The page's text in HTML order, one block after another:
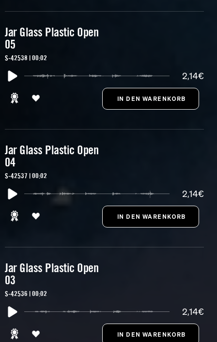
Jar Glass Plastic Open
05
S-42538 | 00:02
2,14€
Jar Glass Plastic Open
04
S-42537 | 00:02
2,14€
Jar Glass Plastic Open
03
S-42536 | 00:02
2,14€